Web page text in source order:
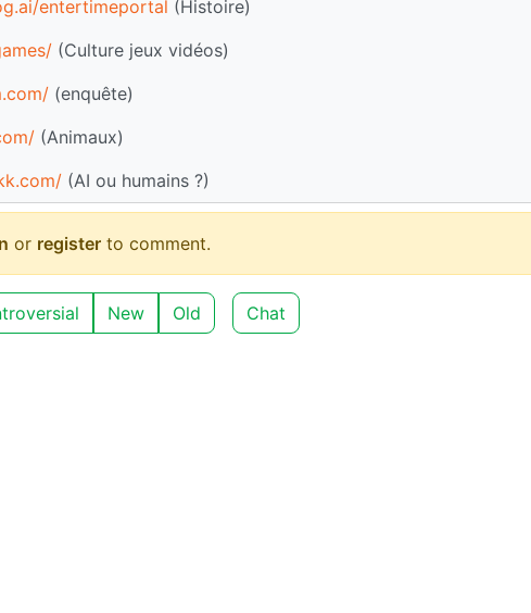
entertimeportal (Histoire)
(Culture jeux vidéos)
(enquête)
(Animaux)
(AI ou humains ?)
or register to comment.
New Old Chat